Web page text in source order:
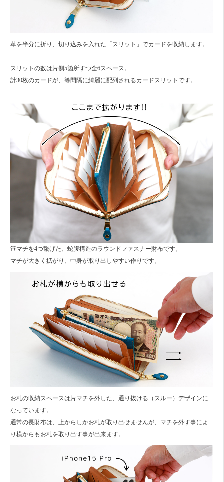
革を半分に折り、切り込みを入れた「スリット」でカードを収納します。
スリットの数は片側5箇所すつ全6スペース。
計30枚のカードが、等間隔に綺麗に配列されるカードスリットです。
笹マチを4つ繋げた、蛇腹構造のラウンドファスナー財布です。
マチが大きく拡がり、中身が取り出しやすい作りです。
お札の収納スペースは片マチを外した、通り抜ける（スルー）デザインに
なっています。
通常の長財布は、上からしかお札が取り出せませんが、マチを外す事によ
り横からもお札を取り出す事が出来ます。